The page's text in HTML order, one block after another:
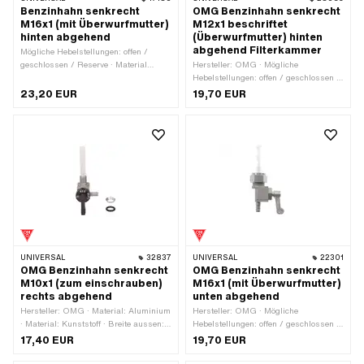
Benzinhahn senkrecht
M16x1 (mit Überwurfmutter)
hinten abgehend
Mögliche Hebelstellungen: offen /
geschlossen / Reserve · Material
Metall · Filterart: Kunststoffnetz · Ø
Höhe Reservestand: 75 mm
23,20 EUR
OMG Benzinhahn senkrecht
M12x1 beschriftet
(Überwurfmutter) hinten
abgehend Filterkammer
Hersteller: OMG · Mögliche
Hebelstellungen: offen / geschlossen /
Reserve · Material Hebel: Metall ·
Gewindeart: MF12x1 (Feingewinde) ·
Befestigungsart: Überwurfmutter
19,70 EUR
UNIVERSAL 32837
OMG Benzinhahn senkrecht
M10x1 (zum einschrauben)
rechts abgehend
Hersteller: OMG · Material: Aluminium
· Material: Kunststoff · Breite aussen:
17 mm · Mögliche Hebelstellungen:
offen / geschlossen / Reserve ·
17,40 EUR
UNIVERSAL 22301
OMG Benzinhahn senkrecht
M16x1 (mit Überwurfmutter)
unten abgehend
Hersteller: OMG · Mögliche
Hebelstellungen: offen / geschlossen /
Reserve · Material Hebel: Metall ·
Gewindeart: MF16x1 (Feingewinde) ·
19,70 EUR